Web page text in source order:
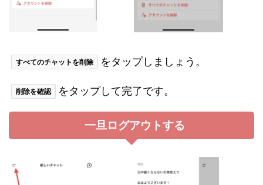
すべてのチャットを削除 をタップしましょう。
削除を確認 をタップして完了です。
一旦ログアウトする